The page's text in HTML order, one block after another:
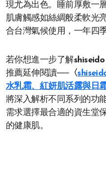
現尤為出色。睡前厚敷一
肌膚觸感如絲綢般柔軟光
合台灣氣候使用，一年四
若你想進一步了解
推薦延伸閱讀──〈
水乳霜、紅妍肌活露與日
將深入解析不同系列的功
需求選擇最合適的資生堂
的健康肌。